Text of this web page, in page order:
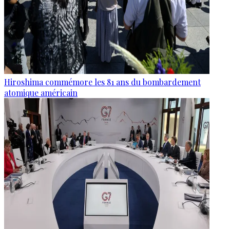
Hiroshima commémore les 81 ans du bombardement
atomique américain